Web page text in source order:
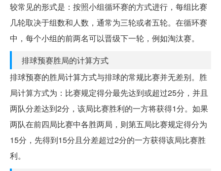
较常见的形式是：按照小组循环赛的方式进行，每组比赛
几轮取决于组数和人数，通常为三轮或者五轮。在循环赛
中，每个小组的前两名可以晋级下一轮，例如淘汰赛。
排球预赛胜局的计算方式
排球预赛的胜局计算方式与排球的常规比赛并无差别。胜
局计算方式为：比赛规定得分最先达到或超过25分，并且
两队分差达到2分，该局比赛胜利的一方将获得1分。如果
两队在前四局比赛中各胜两局，则第五局比赛规定得分为
15分，先得到15分且分差超过2分的一方获得该局比赛胜
利。